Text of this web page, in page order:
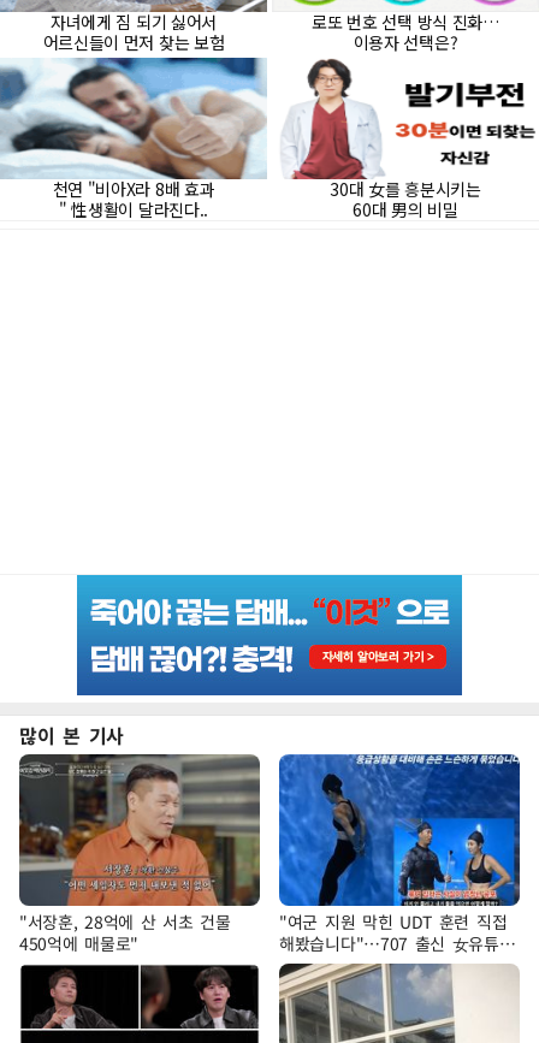
많이 본 기사
"서장훈, 28억에 산 서초 건물
450억에 매물로"
"여군 지원 막힌 UDT 훈련 직접
해봤습니다"…707 출신 女유튜버
'완벽 소화'